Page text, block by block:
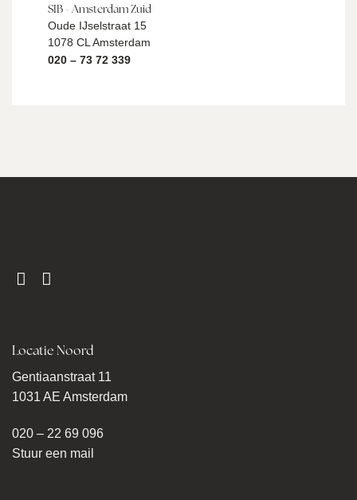
SIB - Amsterdam Zuid
Oude IJselstraat 15
1078 CL Amsterdam
020 – 73 72 339
Locatie Noord
Gentiaanstraat 11
1031 AE Amsterdam
020 – 22 69 096
Stuur een mail